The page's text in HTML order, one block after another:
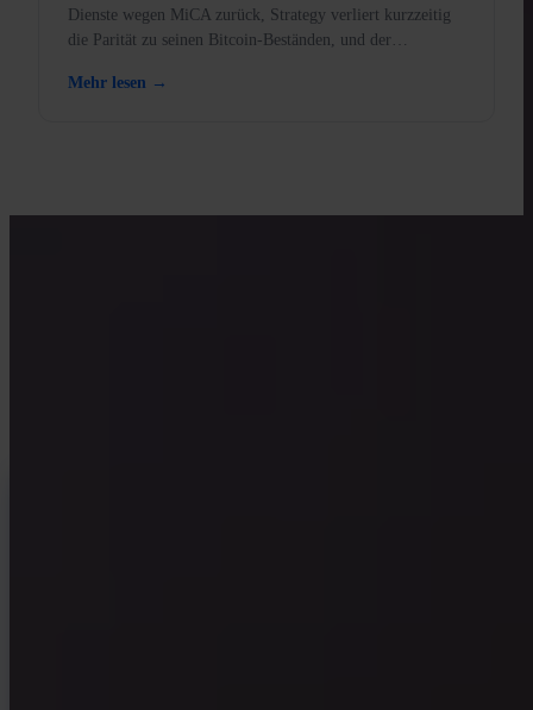
Dienste wegen MiCA zurück, Strategy verliert kurzzeitig
die Parität zu seinen Bitcoin-Beständen, und der
Mehr lesen →